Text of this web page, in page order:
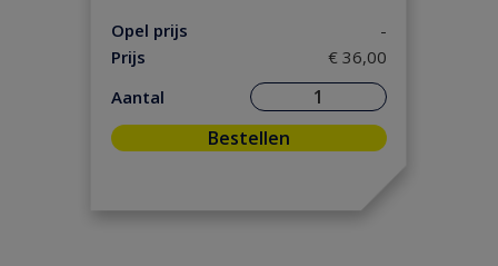
Ontsteking (5)
Versnelling/ Aandrijving
Remmen/ Wielen
Ruiten/ Rubbers(21)
Opel prijs
-
Prijs
€ 36,00
Aantal
Bestellen